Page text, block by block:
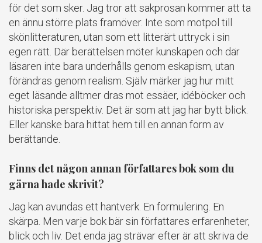
för det som sker. Jag tror att sakprosan kommer att ta
en ännu större plats framöver. Inte som motpol till
skönlitteraturen, utan som ett litterärt uttryck i sin
egen rätt. Där berättelsen möter kunskapen och där
läsaren inte bara underhålls genom eskapism, utan
förändras genom realism. Själv märker jag hur mitt
eget läsande alltmer dras mot essäer, idéböcker och
historiska perspektiv. Det är som att jag har bytt blick.
Eller kanske bara hittat hem till en annan form av
berättande.
Finns det någon annan författares bok som du
gärna hade skrivit?
Jag kan avundas ett hantverk. En formulering. En
skärpa. Men varje bok bär sin författares erfarenheter,
blick och liv. Det enda jag strävar efter är att skriva de